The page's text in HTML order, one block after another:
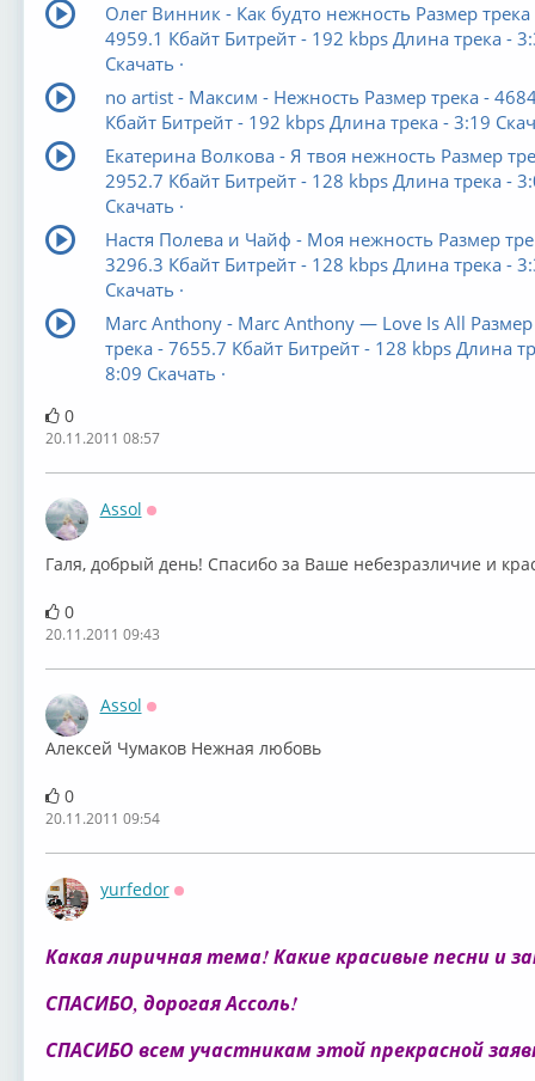
Олег Винник - Как будто нежность Размер трека
4959.1 Кбайт Битрейт - 192 kbps Длина трека -
Скачать ·
no artist - Максим - Нежность Размер трека -
Кбайт Битрейт - 192 kbps Длина трека - 3:19
Екатерина Волкова - Я твоя нежность Размер
2952.7 Кбайт Битрейт - 128 kbps Длина трека -
Скачать ·
Настя Полева и Чайф - Моя нежность Размер
3296.3 Кбайт Битрейт - 128 kbps Длина трека -
Скачать ·
Marc Anthony - Marc Anthony — Love Is All Размер
трека - 7655.7 Кбайт Битрейт - 128 kbps Длина
8:09 Скачать ·
0
20.11.2011 08:57
Assol
Галя, добрый день! Спасибо за Ваше небезразличие и
0
20.11.2011 09:43
Assol
Алексей Чумаков Нежная любовь
0
20.11.2011 09:54
yurfedor
Какая лиричная тема! Какие красивые песни и
СПАСИБО, дорогая Ассоль!
СПАСИБО всем участникам этой прекрасной